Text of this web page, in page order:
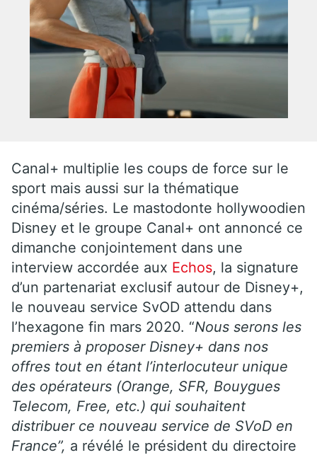
Canal+ multiplie les coups de force sur le
sport mais aussi sur la thématique
cinéma/séries. Le mastodonte hollywoodien
Disney et le groupe Canal+ ont annoncé ce
dimanche conjointement dans une
interview accordée aux Echos, la signature
d’un partenariat exclusif autour de Disney+,
le nouveau service SvOD attendu dans
l’hexagone fin mars 2020. “Nous serons les
premiers à proposer Disney+ dans nos
offres tout en étant l’interlocuteur unique
des opérateurs (Orange, SFR, Bouygues
Telecom, Free, etc.) qui souhaitent
distribuer ce nouveau service de SVoD en
France”, a révélé le président du directoire